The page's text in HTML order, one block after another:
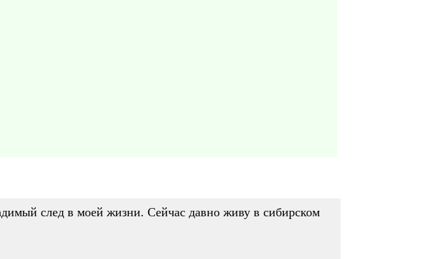
след в моей жизни. Сейчас давно живу в сибирском